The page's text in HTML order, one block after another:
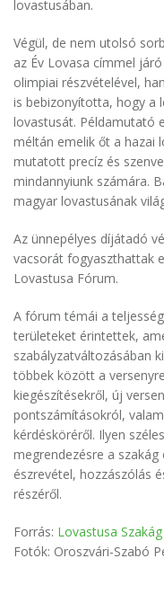
lovastusában.
Végül, de nem utolsó
az Év Lovasa címmel
olimpiai részvételével,
is bebizonyította, hogy a
lovastusát. Példamutató
méltán emelik őt a hazai
mutatott precíz és
mindannyiunk számára.
magyar lovastusának
Az ünnepélyes díjátadó
vacsorát fogyaszthattak
Lovastusa Fórum.
A fórum témái a
területeket érintettek,
szabályzatváltozásában
többek között a
kiegészítésekről, új
pontszámításokról,
kérdésköréről. Ilyen
megrendezésre a
észrevétel, hozzászólás
részéről.
Forrás: Lovastusa Szakág
Fotók: Oroszvári-Szabó